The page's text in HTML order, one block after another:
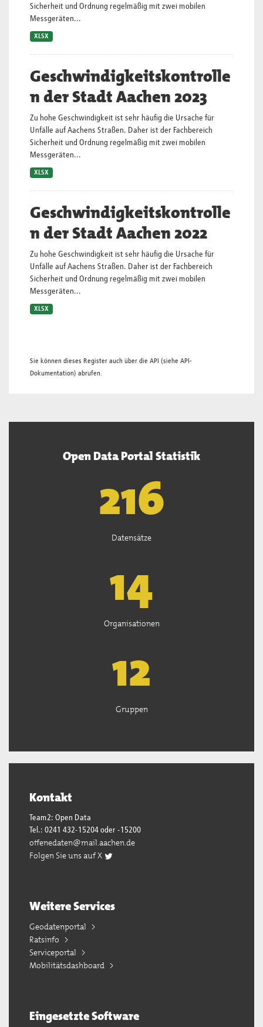
Sicherheit und Ordnung regelmäßig mit zwei mobilen
Messgeräten...
XLSX
Geschwindigkeitskontrolle
n der Stadt Aachen 2023
Zu hohe Geschwindigkeit ist sehr häufig die Ursache für
Unfälle auf Aachens Straßen. Daher ist der Fachbereich
Sicherheit und Ordnung regelmäßig mit zwei mobilen
Messgeräten...
XLSX
Geschwindigkeitskontrolle
n der Stadt Aachen 2022
Zu hohe Geschwindigkeit ist sehr häufig die Ursache für
Unfälle auf Aachens Straßen. Daher ist der Fachbereich
Sicherheit und Ordnung regelmäßig mit zwei mobilen
Messgeräten...
XLSX
Sie können dieses Register auch über die API (siehe API-
Dokumentation) abrufen.
Open Data Portal Statistik
218
Datensätze
14
Organisationen
13
Gruppen
Kontakt
Team2: Open Data
Tel.: 0241 432-15204 oder -15200
offenedaten@mail.aachen.de
Folgen Sie uns auf X
Weitere Services
Geodatenportal
Ratsinfo
Serviceportal
Mobilitätsdashboard
Eingesetzte Software